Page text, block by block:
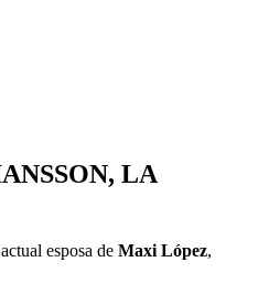
LA
esposa de Maxi López,